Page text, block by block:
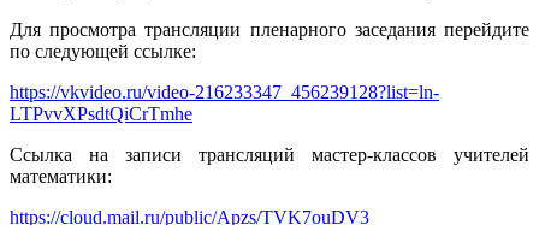
Для просмотра трансляции пленарного заседания перейдите
по следующей ссылке:
https://vkvideo.ru/video-216233347_456239128?list=ln-
LTPvvXPsdtQiCrTmhe
Ссылка на записи трансляций мастер-классов учителей
математики:
https://cloud.mail.ru/public/Apzs/TVK7ouDV3